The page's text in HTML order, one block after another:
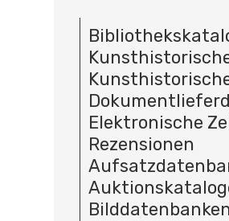
Elektronische
Rezensionen
Bilddatenbanken